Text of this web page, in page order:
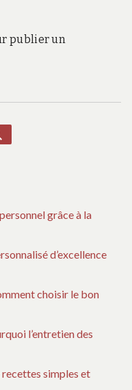
publier un
grâce à la
d’excellence
choisir le bon
l’entretien des
simples et